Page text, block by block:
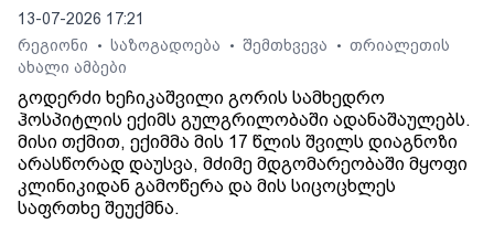
13-07-2026 17:21
რეგიონი
• საზოგადოება • შემთხვევა • თრიალეთის
ახალი ამბები
გოდერძი ხეჩიკაშვილი გორის სამხედრო
ჰოსპიტლის ექიმს გულგრილობაში ადანაშაულებს.
მისი თქმით, ექიმმა მის 17 წლის შვილს დიაგნოზი
არასწორად დაუსვა, მძიმე მდგომარეობაში მყოფი
კლინიკიდან გამოწერა და მის სიცოცხლეს
საფრთხე შეუქმნა.